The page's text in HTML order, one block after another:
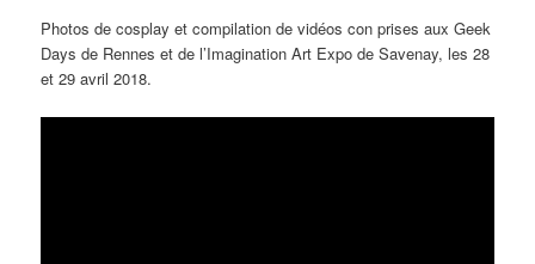
Photos de cosplay et compilation de vidéos con prises aux Geek
Days de Rennes et de l’Imagination Art Expo de Savenay, les 28
et 29 avril 2018.